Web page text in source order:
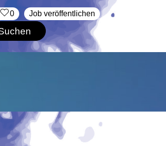
Job veröffentlichen
0